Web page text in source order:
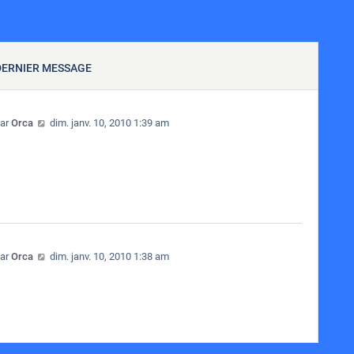
MESSAGE
Orca Consulter le dernier message
dim. janv. 10, 2010 1:39 am
Orca Consulter le dernier message
dim. janv. 10, 2010 1:38 am